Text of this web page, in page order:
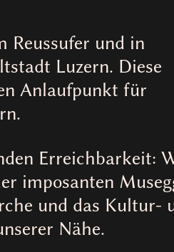
Reussufer und in
Luzern. Diese
Anlaufpunkt für
Erreichbarkeit:
imposanten
und das Kultur-
Nähe.